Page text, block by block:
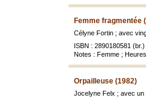
Femme fragmentée
Célyne Fortin ; avec
ISBN : 2890180581 (br.)
Notes : Femme ;
Orpailleuse (1982)
Jocelyne Felx ; avec un